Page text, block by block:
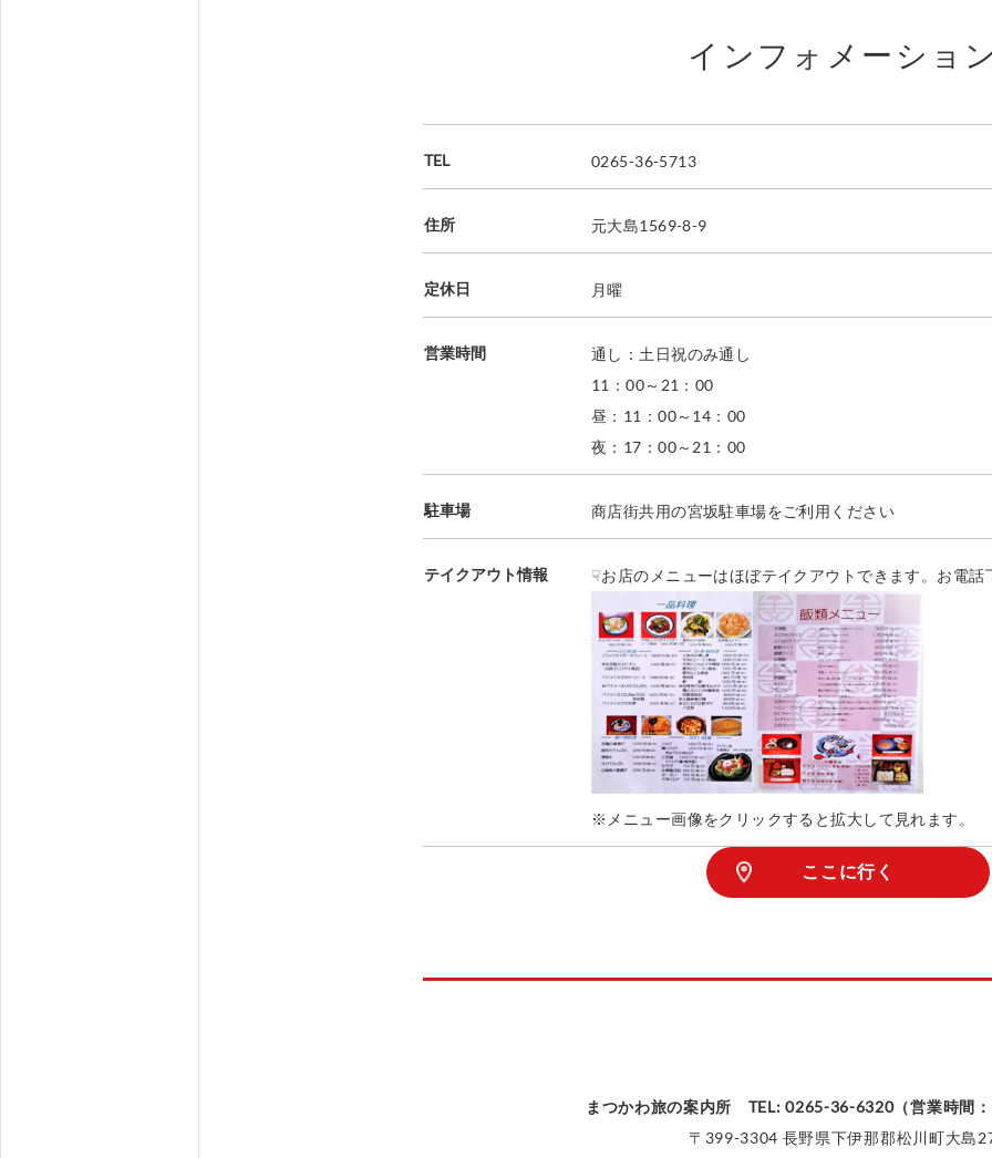
インフォメーショ
TEL 0265-36-5713
住所 元大島1569-8-9
定休日 月曜
営業時間
通し：土日祝のみ通し
11：00～21：00
昼：11：00～14：00
夜：17：00～21：00
駐車場 商店街共用の宮坂駐車場をご利用ください
テイクアウト情報 ☟お店のメニューはほぼテイクアウトできます。お電話
※メニュー画像をクリックすると拡大して見れます。
ここに行く
まつかわ旅の案内所 TEL: 0265-36-6320（営業時間
〒399-3304 長野県下伊那郡松川町大島